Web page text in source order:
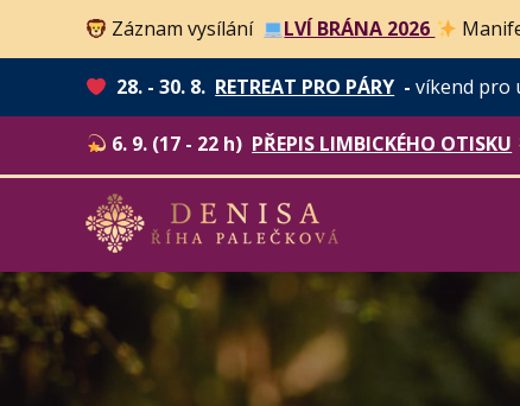
Záznam vysílání LVÍ BRÁNA 2026
28. - 30. 8. RETREAT PRO PÁRY -víkend pro
6. 9. (17 - 22 h) PŘEPIS LIMBICKÉHO OTISKU